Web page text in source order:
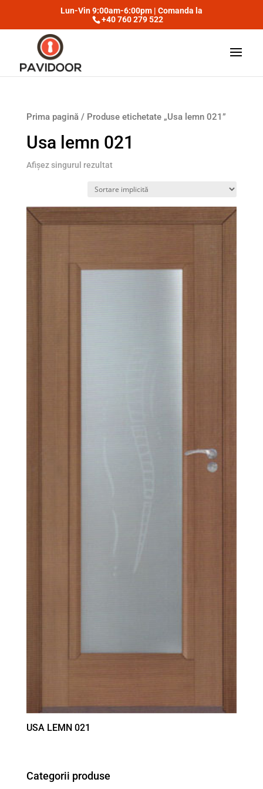
Lun-Vin 9:00am-6:00pm | Comanda la
+40 760 279 522
Prima pagină/ Produse etichetate „Usa lemn 021”
Usa lemn 021
Afișez singurul rezultat
USA LEMN 021
Categorii produse